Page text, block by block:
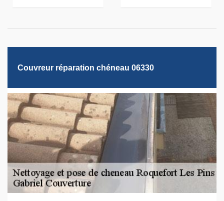
Couvreur réparation chéneau 06330